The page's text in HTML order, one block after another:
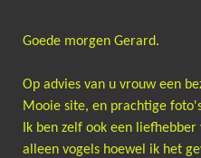
Goede morgen Gerard.
Op advies van u vrouw een
Mooie site, en prachtige
Ik ben zelf ook een
alleen vogels hoewel ik het